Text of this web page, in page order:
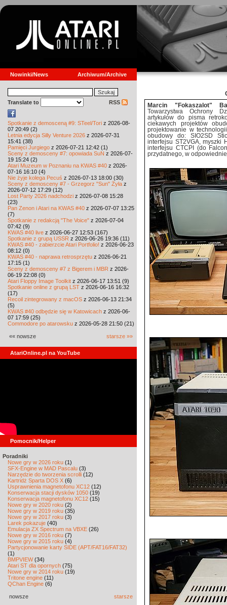
Nowinki/News Archiwum/Archive
Translate to RSS
Spotkanie z demosceną #9: STeel/Tori z 2026-08-
07 20:49 (2)
Letnia edycja Silly Venture 2026 z 2026-07-31
15:41 (38)
Pamięci Jurgiego z 2026-07-21 12:42 (1)
Sceny z demosceny #7: opowiada SuN z 2026-07-
19 15:24 (2)
Atari Muzeum w Poznaniu na KWAS #40 z 2026-
07-16 16:10 (4)
Nie żyje kolega Pecuś z 2026-07-13 18:00 (30)
Sceny z demosceny #7 - Grzegorz "Sun" Żyła z
2026-07-12 17:29 (12)
Lost Party 2026 nadchodzi z 2026-07-08 15:28
(23)
Pan Zenon i Atari na KWAS #40 z 2026-07-07 13:25
(7)
Spotkanie z redakcją "The Voice" z 2026-07-04
07:42 (9)
KWAS #40 live z 2026-06-27 12:53 (167)
Spotkanie z grupą USSR z 2026-06-26 19:36 (11)
KWAS #40 - zabierzcie Atari Portfolio! z 2026-06-23
08:12 (0)
KWAS #40 - naprawa retrosprzętu z 2026-06-21
17:15 (1)
Sceny z demosceny #7 z Bigerem i MBR z 2026-
06-19 22:08 (0)
Atari Floppy Image Toolkit z 2026-06-17 13:51 (9)
Spotkanie online z grupą LST z 2026-06-16 16:32
(17)
Recoil zintegrowany z macOS z 2026-06-13 21:34
(5)
KWAS #40 odbędzie się w Katowicach z 2026-06-
07 17:59 (25)
Commodore po atarowsku z 2026-05-28 21:50 (21)
«« nowsze starsze »»
AtariOnline.pl na YouTube
Pomocnik/Helper
Poradniki
Nowe gry w 2026 roku (1)
SFX-Engine w MAD Pascalu (3)
Narzędzie do tworzenia scrolli (12)
Kartridż Sparta DOS X (6)
Usprawnienia magnetofonu XC12 (12)
Konserwacja stacji dysków 1050 (19)
Konserwacja magnetofonu XC12 (15)
Nowe gry w 2020 roku (2)
Nowe gry w 2019 roku (35)
Nowe gry w 2017 roku (3)
Larek pokazuje (40)
Emulacja ZX Spectrum na VBXE (26)
Nowe gry w 2016 roku (7)
Nowe gry w 2015 roku (4)
Partycjonowanie karty SIDE (APT/FAT16/FAT32)
(1)
BMPVIEW(34)
Atari ST dla opornych (75)
Nowe gry w 2014 roku (19)
Tritone engine (11)
QChan Engine (6)
nowsze starsze
Marcin "Fokaszalot"
Towarzystwa Ochrony
artykułów do pisma
ciekawych projektów
projektowanie w
obudowy do: SIO2SD
interfejsu ST2VGA, myszki
interfejsu CTCPI (do
przydatnego, w